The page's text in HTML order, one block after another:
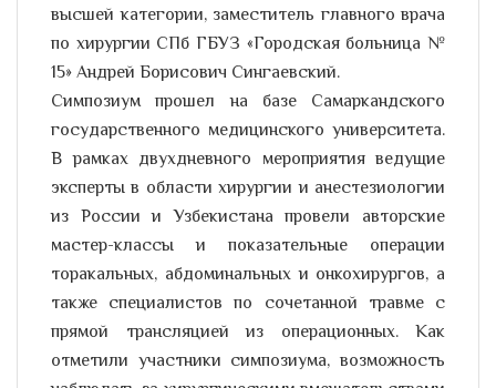
высшей категории, заместитель главного врача
по хирургии СПб ГБУЗ «Городская больница №
15» Андрей Борисович Сингаевский.
Симпозиум прошел на базе Самаркандского
государственного медицинского университета.
В рамках двухдневного мероприятия ведущие
эксперты в области хирургии и анестезиологии
из России и Узбекистана провели авторские
мастер-классы и показательные операции
торакальных, абдоминальных и онкохирургов, а
также специалистов по сочетанной травме с
прямой трансляцией из операционных. Как
отметили участники симпозиума, возможность